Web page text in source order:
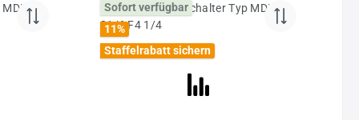
Sofort verfügbar
11%
Staffelrabatt sichern